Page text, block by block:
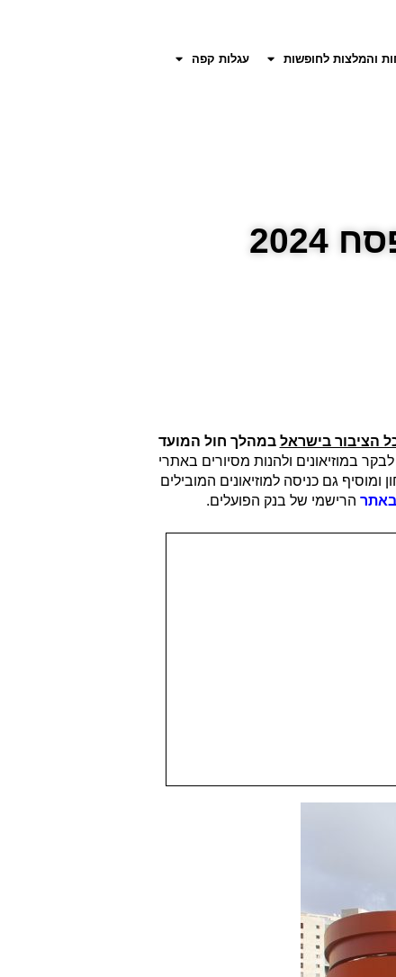
והמלצות לחופשות עגלות קפה
הציבור בישראל במהלך חול המועד
אלפי אנשים ומשפחות לבקר במוזיאונים ולהנות מסיורים באתרי
גם כניסה למוזיאונים המובילים
באתר הרישמי של בנק הפועלים.